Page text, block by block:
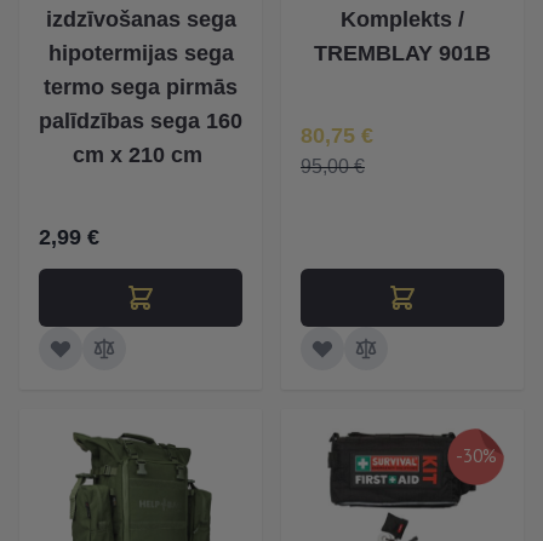
izdzīvošanas sega
hipotermijas sega
termo sega pirmās
palīdzības sega 160
cm x 210 cm
2,99 €
Komplekts /
TREMBLAY 901B
Īpaša Cena
80,75 €
95,00 €
-30%